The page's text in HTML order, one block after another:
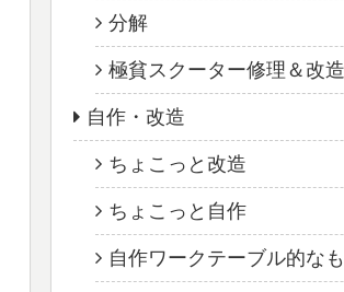
分解
極貧スクーター修理＆改造
自作・改造
ちょこっと改造
ちょこっと自作
自作ワークテーブル的な